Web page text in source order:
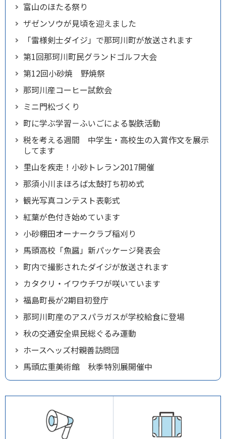
富山のほたる祭り
ザゼンソウが見頃を迎えました
「雷様剣士ダイジ」で那珂川町が放送されます
第1回那珂川町民グランドゴルフ大会
第12回小砂焼 野焼祭
那珂川産コーヒー試飲会
ミニ門松づくり
町に学ぶ学習－ふいごによる製鉄活動
税を考える週間 中学生・高校生の入賞作文を展示
してます
里山を疾走！小砂トレラン2017開催
那須小川まほろば太鼓打ち初め式
観光写真コンテスト表彰式
紅葉が色付き始めています
小砂棚田オーナークラブ稲刈り
馬頭高校「魚醤」新パッケージ発表会
町内で撮影されたダイジが放送されます
カタクリ・イワウチワが咲いています
福島町長が2期目初登庁
那珂川町産のアスパラガスが学校給食に登場
秋の交通安全県民総ぐるみ運動
ホースヘッズ村親善訪問団
馬頭広重美術館 秋季特別展開催中